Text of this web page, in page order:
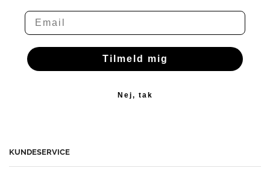
Email
Tilmeld mig
Nej, tak
KUNDESERVICE